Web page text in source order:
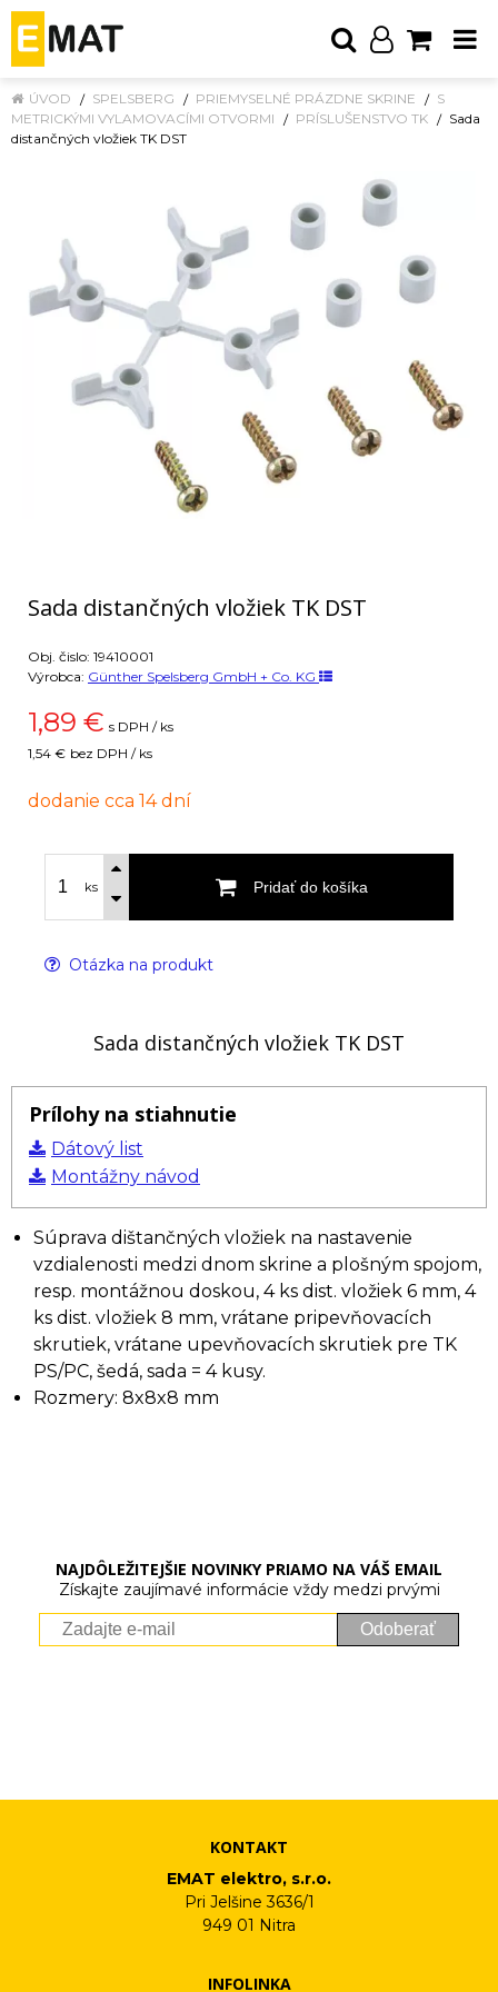
ÚVOD SPELSBERG PRIEMYSELNÉ PRÁZDNE SKRINE
S
METRICKÝMI VYLAMOVACÍMI OTVORMI
PRÍSLUŠENSTVO TK
Sada
distančných vložiek TK DST
Sada distančných vložiek TK DST
Obj. čislo: 19410001
Výrobca: Günther Spelsberg GmbH + Co. KG
1,89 € s DPH / ks
1,54 € bez DPH / ks
dodanie cca 14 dní
ks Pridať do košíka
Otázka na produkt
Sada distančných vložiek TK DST
Prílohy na stiahnutie
Dátový list
Montážny návod
Súprava dištančných vložiek na nastavenie
vzdialenosti medzi dnom skrine a plošným spojom,
resp. montážnou doskou, 4 ks dist. vložiek 6 mm, 4
ks dist. vložiek 8 mm, vrátane pripevňovacích
skrutiek, vrátane upevňovacích skrutiek pre TK
PS/PC, šedá, sada = 4 kusy.
Rozmery: 8x8x8 mm
NAJDÔLEŽITEJŠIE NOVINKY PRIAMO NA VÁŠ EMAIL
Získajte zaujímavé informácie vždy medzi prvými
Odoberať
KONTAKT
EMAT elektro, s.r.o.
Pri Jelšine 3636/1
949 01 Nitra
INFOLINKA